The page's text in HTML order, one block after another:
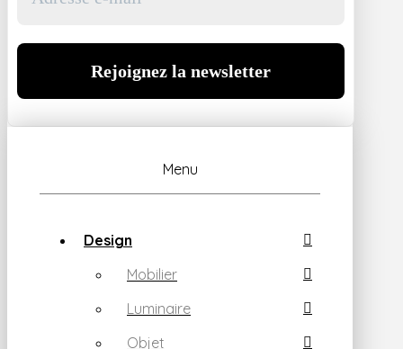
Menu
Design
Mobilier
Luminaire
Objet